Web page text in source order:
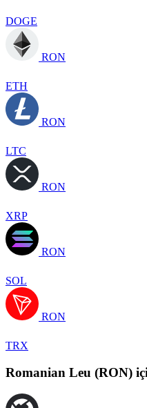
DOGE
RON
ETH
RON
LTC
RON
XRP
RON
SOL
RON
TRX
Romanian Leu (RON)